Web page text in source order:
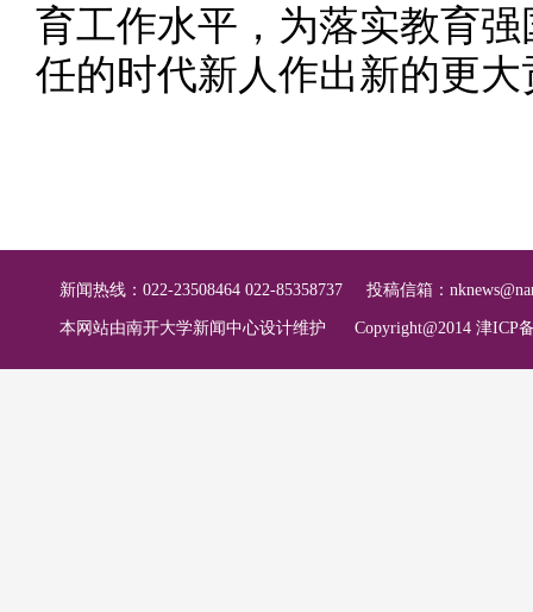
育工作水平，为落实教育
任的时代新人作出新的更大
新闻热线：022-23508464 022-85358737 投稿信箱：
本网站由南开大学新闻中心设计维护 Copyright@2014 津ICP